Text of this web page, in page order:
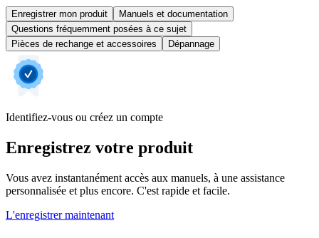
Enregistrer mon produit
Manuels et documentation
Questions fréquemment posées à ce sujet
Pièces de rechange et accessoires
Dépannage
Identifiez-vous ou créez un compte
Enregistrez votre produit
Vous avez instantanément accès aux manuels, à une assistance
personnalisée et plus encore. C'est rapide et facile.
L'enregistrer maintenant